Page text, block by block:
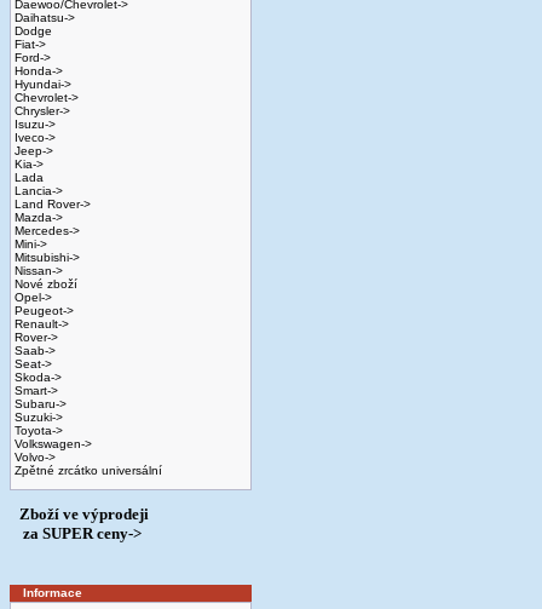
Daewoo/Chevrolet->
Daihatsu->
Dodge
Fiat->
Ford->
Honda->
Hyundai->
Chevrolet->
Chrysler->
Isuzu->
Iveco->
Jeep->
Kia->
Lada
Lancia->
Land Rover->
Mazda->
Mercedes->
Mini->
Mitsubishi->
Nissan->
Nové zboží
Opel->
Peugeot->
Renault->
Rover->
Saab->
Seat->
Skoda->
Smart->
Subaru->
Suzuki->
Toyota->
Volkswagen->
Volvo->
Zpětné zrcátko universální
Zboží ve výprodeji
­ za SUPER ceny->
Informace